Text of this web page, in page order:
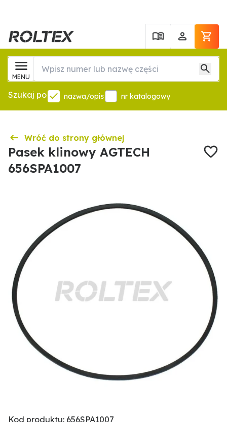
MENU
Szukaj po nazwa/opis nr katalogowy
Wróć do strony głównej
Pasek klinowy AGTECH
656SPA1007
Kod produktu: 656SPA1007